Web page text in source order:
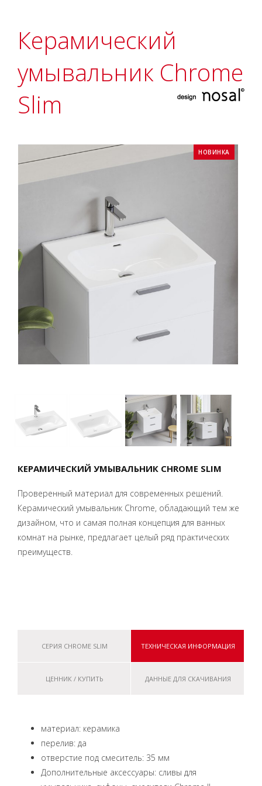
Керамический
умывальник Chrome
Slim
НОВИНКА
КЕРАМИЧЕСКИЙ УМЫВАЛЬНИК CHROME SLIM
Проверенный материал для современных решений.
Керамический умывальник Chrome, обладающий тем же
дизайном, что и самая полная концепция для ванных
комнат на рынке, предлагает целый ряд практических
преимуществ.
СЕРИЯ CHROME SLIM ТЕХНИЧЕСКАЯ ИНФОРМАЦИЯ
ЦЕННИК / КУПИТЬ ДАННЫЕ ДЛЯ СКАЧИВАНИЯ
материал: керамика
перелив: да
отверстие под смеситель: 35 мм
Дополнительные аксессуары: сливы для